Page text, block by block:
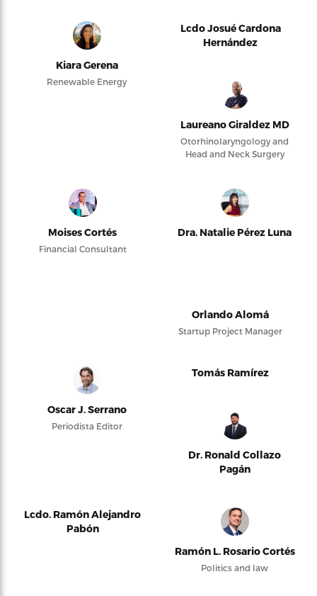
Kiara Gerena
Renewable Energy
Lcdo Josué Cardona
Hernández
Laureano Giraldez MD
Otorhinolaryngology and
Head and Neck Surgery
Moises Cortés
Financial Consultant
Dra. Natalie Pérez Luna
Orlando Alomá
Startup Project Manager
Oscar J. Serrano
Periodista Editor
Tomás Ramírez
Dr. Ronald Collazo
Pagán
Lcdo. Ramón Alejandro
Pabón
Ramón L. Rosario Cortés
Politics and law